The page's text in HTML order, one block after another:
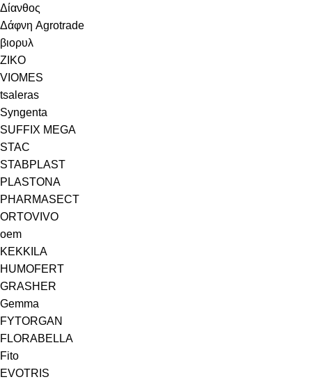
Δίανθος
Δάφνη Agrotrade
βιορυλ
ZIKO
VIOMES
tsaleras
Syngenta
SUFFIX MEGA
STAC
STABPLAST
PLASTONA
PHARMASECT
ORTOVIVO
oem
KEKKILA
HUMOFERT
GRASHER
Gemma
FYTORGAN
FLORABELLA
Fito
EVOTRIS